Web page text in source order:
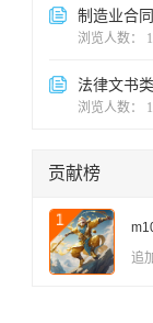
制造业合
浏览人数：
法律文书
浏览人数：
贡献榜
追